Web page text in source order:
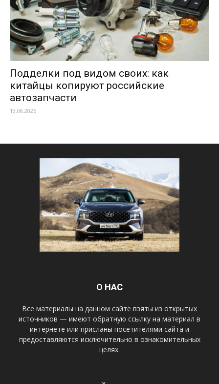
Подделки под видом своих: как
китайцы копируют российские
автозапчасти
13.08.2025
О НАС
Все материалы на данном сайте взяты из открытых
источников — имеют обратную ссылку на материал в
интернете или присланы посетителями сайта и
предоставляются исключительно в ознакомительных
целях.